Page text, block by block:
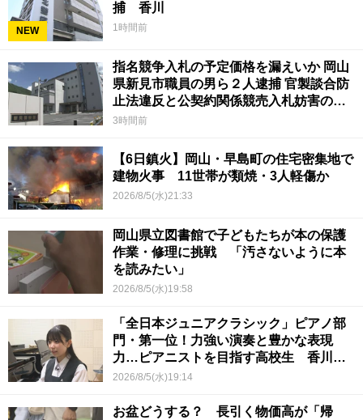
NEW
捕 香川
1時間前
指名競争入札の予定価格を漏えいか 岡山
県新見市職員の男ら２人逮捕 官製談合防
止法違反と公契約関係競売入札妨害の疑
い
3時間前
【6日鎮火】岡山・早島町の住宅密集地で
建物火事 11世帯が類焼・3人軽傷か
2026/8/5(水)21:33
岡山県立図書館で子どもたちが本の保護
作業・修理に挑戦 「汚さないように本
を読みたい」
2026/8/5(水)19:58
「全日本ジュニアクラシック」ピアノ部
門・第一位！力強い演奏と豊かな表現
力…ピアニストを目指す高校生 香川
【青春のキセキ】
2026/8/5(水)19:14
お盆どうする？ 長引く物価高が「帰